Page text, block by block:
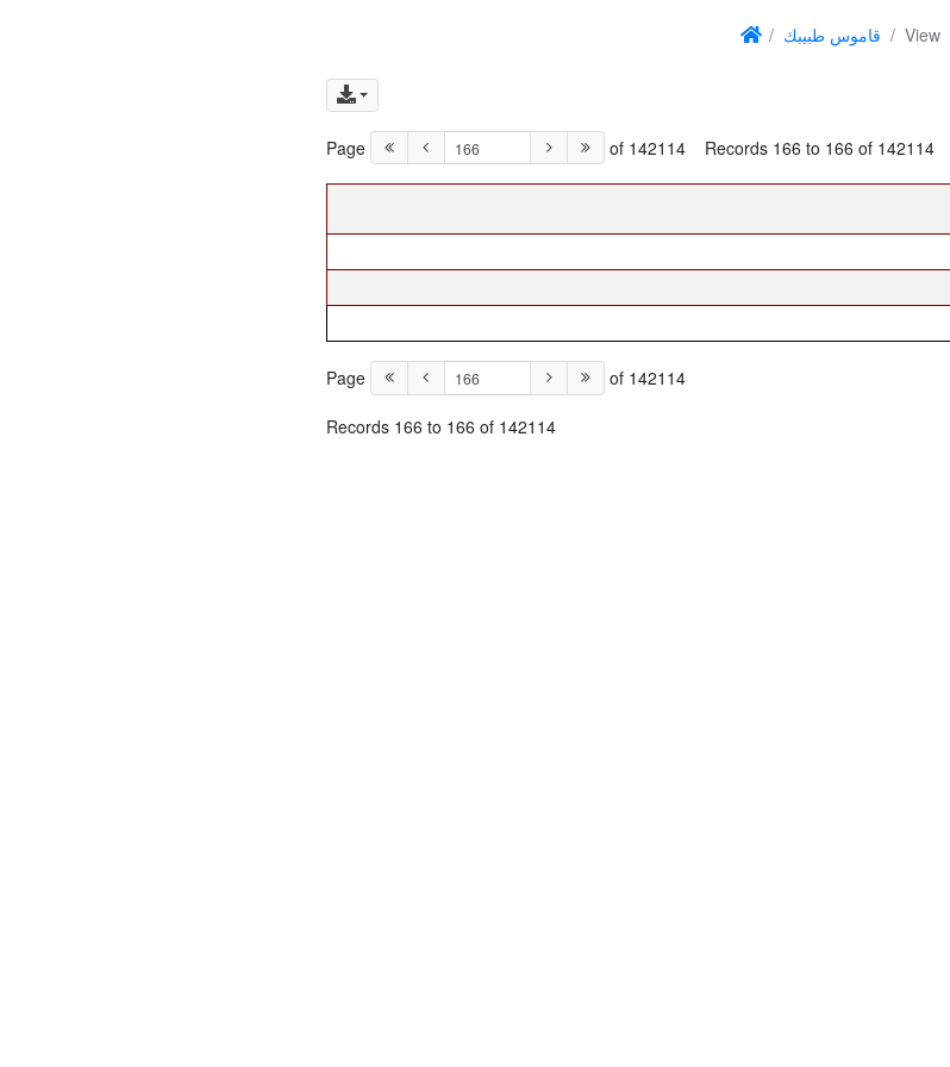
قاموس طبيبك View
Page of 142114 Records 166 to 166 of 142114
Page of 142114
Records 166 to 166 of 142114